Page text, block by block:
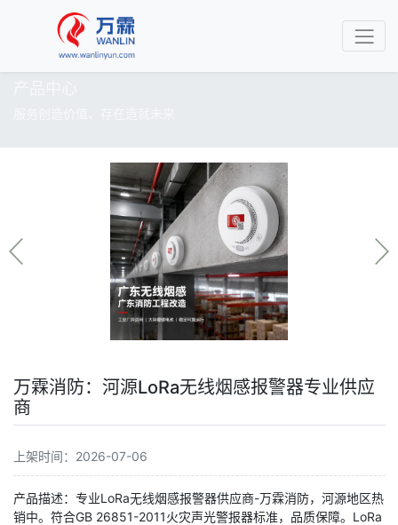
万霖消防：河源LoRa无线烟感报警器专业供应
商
上架时间：2026-07-06
产品描述：专业LoRa无线烟感报警器供应商-万霖消防，河源地区热
销中。符合GB 26851-2011火灾声光警报器标准，品质保障。LoRa